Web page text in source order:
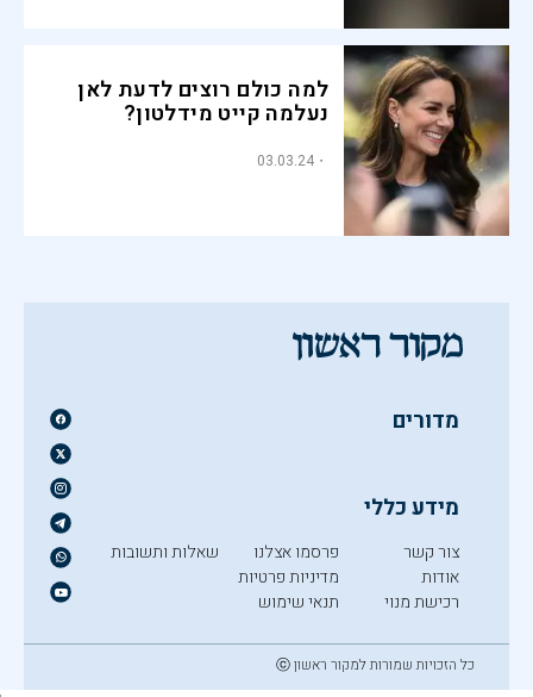
למה כולם רוצים לדעת לאן
נעלמה קייט מידלטון?
03.03.24
מדורים
מידע כללי
צור קשר
אודות
רכישת מנוי
פרסמו אצלנו
מדיניות פרטיות
תנאי שימוש
שאלות ותשובות
כל הזכויות שמורות למקור ראשון ⓒ